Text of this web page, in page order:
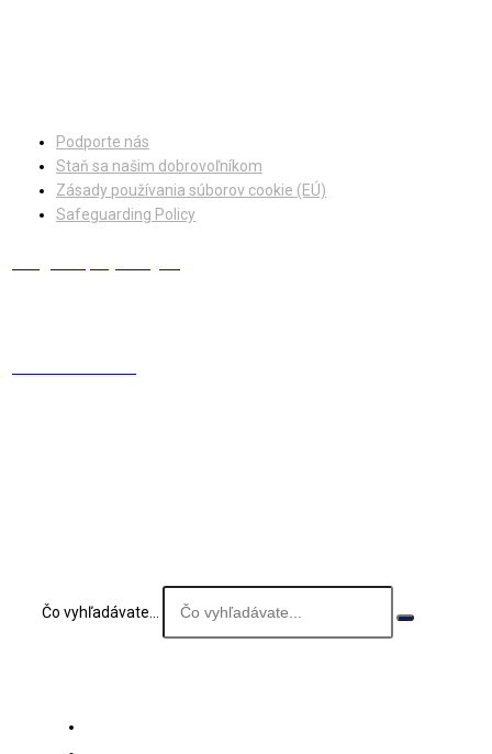
Podporte nás
Staň sa našim dobrovoľníkom
Zásady používania súborov cookie (EÚ)
Safeguarding Policy
Čo vyhľadávate...